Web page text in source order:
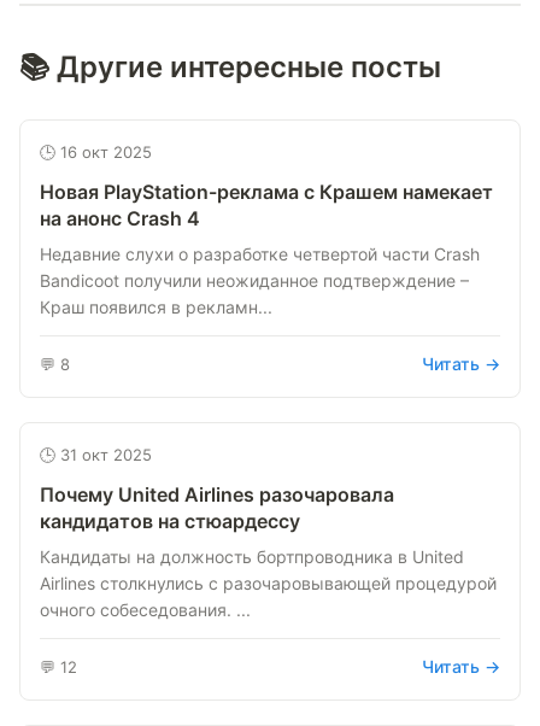
📚 Другие интересные посты
🕒 16 окт 2025
Новая PlayStation-реклама с Крашем намекает
на анонс Crash 4
Недавние слухи о разработке четвертой части Crash
Bandicoot получили неожиданное подтверждение –
Краш появился в рекламн...
💬 8 Читать →
🕒 31 окт 2025
Почему United Airlines разочаровала
кандидатов на стюардессу
Кандидаты на должность бортпроводника в United
Airlines столкнулись с разочаровывающей процедурой
очного собеседования. ...
💬 12 Читать →